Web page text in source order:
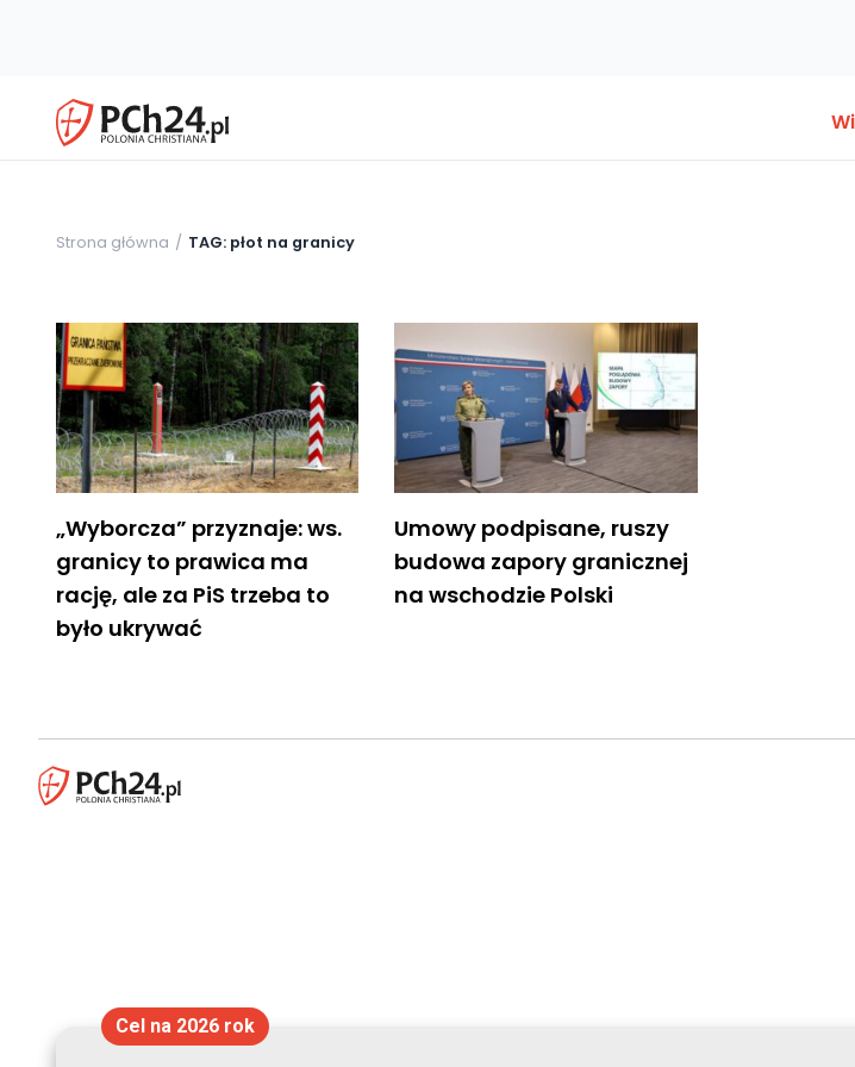
Strona główna TAG: płot na granicy
„Wyborcza” przyznaje: ws.
granicy to prawica ma
rację, ale za PiS trzeba to
było ukrywać
Umowy podpisane, ruszy
budowa zapory granicznej
na wschodzie Polski
Cel na 2026 rok